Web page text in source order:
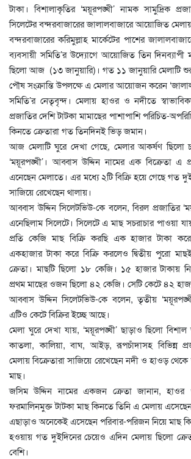
টাকা। বিশালাকৃতির ‘ময়ূরপঙ্খী’ নামক সামুদ্রিক
সিলেটের বন্দরবাজারের জালালবাজারে আয়োজিত
বন্দরবাজারের করিমুল্লাহ মার্কেটের পাশের
ব্যবসায়ী সমিতি’র উদ্যোগে আয়োজিত তিন দিনব্যাপী
ছিলো আজ (১৩ জানুয়ারি)। গত ১১ জানুয়ারি মেলাটি
পৌষ সংক্রান্তি উপলক্ষে এ মেলার আয়োজন করেন
সমিতি’র নেতৃবৃন্দ। মেলায় হাওর ও নদীতে
প্রজাতির দেশি টাটকা মামাছের পাশাপাশি পরিচিত-
কিনতে ক্রেতারা গত তিনদিনই ভিড় জমান।
আজ মেলাটি ঘুরে দেখা গেছে, মেলার আকর্ষণ ছিলো
‘ময়ূরপঙ্খী’। আব্বাস উদ্দিন নামের এক বিক্রেতা এ
এনেছেন মেলাতে। এর মধ্যে ২টি বিক্রি হয়ে গেছে গত
সাজিয়ে রেখেছেন থালায়।
আব্বাস উদ্দিন সিলেটভিউ-কে বলেন, বিরল প্রজাতির
এনেছিলাম সিলেটে। সিলেটে এ মাছ সচরাচার পাওয়া
প্রতি কেজি মাছ বিক্রি করছি এক হাজার টাকা
একহাজার টাকা করে বিক্রি করলেও দ্বিতীয় পুরো
ক্রেতা। মাছটি ছিলো ১৮ কেজি। ১৫ হাজার টাকায়
প্রথম মাছের ওজন ছিলো ৪২ কেজি। সেটি কেটে ৪২
আব্বাস উদ্দিন সিলেটভিউ-কে বলেন, তৃতীয়
এটিও কেটে বিক্রির ইচ্ছে আছে।
মেলা ঘুরে দেখা যায়, ‘ময়ূরপঙ্খী’ ছাড়াও ছিলো
কাতলা, কালিয়া, বাঘ, আইড়, রূপচাঁদাসহ বিভিন্ন
মেলায় বিক্রেতারা সাজিয়ে রেখেছেন নদী ও হাওড়
মাছ।
জসিম উদ্দিন নামের একজন ক্রেতা জানান,
ফরমালিনমুক্ত টাটকা মাছ কিনতে তিনি এ মেলায়
এছাড়াও অনেকেই এসেছেন পরিবার-পরিজন নিয়ে মাছ
হওয়ায় গত দুইদিনের চেয়েও এদিন মেলায় ছিলো
বেশি।